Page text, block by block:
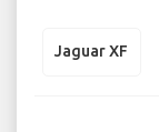
Jaguar XF